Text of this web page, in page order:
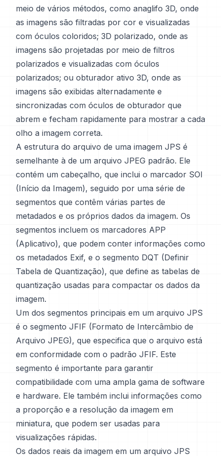
meio de vários métodos, como anaglifo 3D, onde
as imagens são filtradas por cor e visualizadas
com óculos coloridos; 3D polarizado, onde as
imagens são projetadas por meio de filtros
polarizados e visualizadas com óculos
polarizados; ou obturador ativo 3D, onde as
imagens são exibidas alternadamente e
sincronizadas com óculos de obturador que
abrem e fecham rapidamente para mostrar a cada
olho a imagem correta.
A estrutura do arquivo de uma imagem JPS é
semelhante à de um arquivo JPEG padrão. Ele
contém um cabeçalho, que inclui o marcador SOI
(Início da Imagem), seguido por uma série de
segmentos que contêm várias partes de
metadados e os próprios dados da imagem. Os
segmentos incluem os marcadores APP
(Aplicativo), que podem conter informações como
os metadados Exif, e o segmento DQT (Definir
Tabela de Quantização), que define as tabelas de
quantização usadas para compactar os dados da
imagem.
Um dos segmentos principais em um arquivo JPS
é o segmento JFIF (Formato de Intercâmbio de
Arquivo JPEG), que especifica que o arquivo está
em conformidade com o padrão JFIF. Este
segmento é importante para garantir
compatibilidade com uma ampla gama de software
e hardware. Ele também inclui informações como
a proporção e a resolução da imagem em
miniatura, que podem ser usadas para
visualizações rápidas.
Os dados reais da imagem em um arquivo JPS